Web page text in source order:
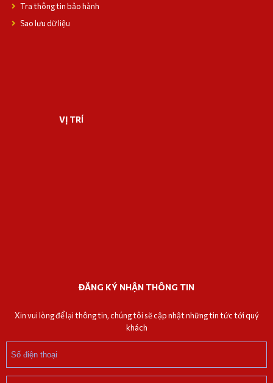
Tra thông tin bảo hành
Sao lưu dữ liệu
VỊ TRÍ
ĐĂNG KÝ NHẬN THÔNG TIN
Xin vui lòng để lại thông tin, chúng tôi sẽ cập nhật những tin tức tới quý
khách